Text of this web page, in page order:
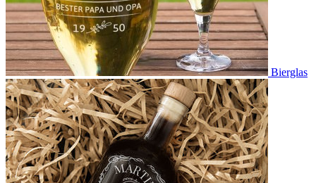
Bierglas